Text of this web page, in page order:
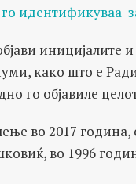
го идентификуваа
како што е
го објавиле
во 2017
во 1996